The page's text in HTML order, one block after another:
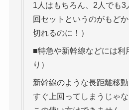
1人はもちろん、2人でも
回セットというのがもど
切れるのに！）
■特急や新幹線などには利
り）
新幹線のような長距離移
すぐ上回ってしまうじゃな